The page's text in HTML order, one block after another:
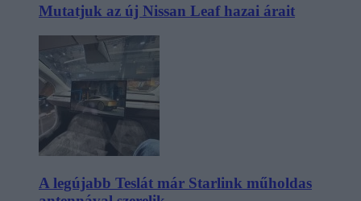
Mutatjuk az új Nissan Leaf hazai árait
A legújabb Teslát már Starlink műholdas